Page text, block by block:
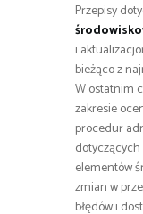
Przepisy
i
bieżąco z
W ostatnim
zakresie
procedur
elementów
zmian w
błędów i